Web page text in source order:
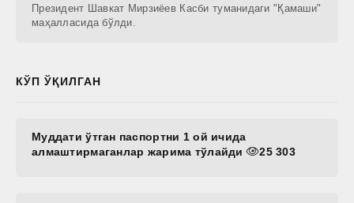
Президент Шавкат Мирзиёев Касби туманидаги "Қамаши"
маҳалласида бўлди.
КЎП ЎҚИЛГАН
Муддати ўтган паспортни 1 ой ичида
алмаштирмаганлар жарима тўлайди
25 303